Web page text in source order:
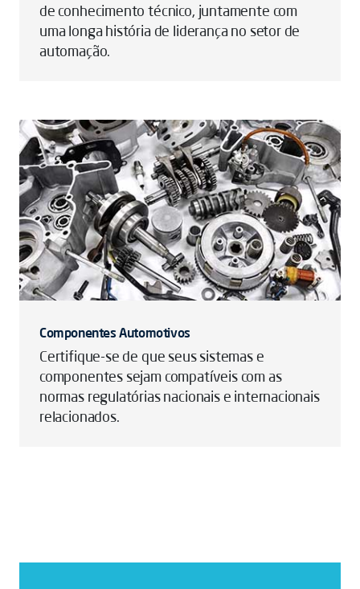
de conhecimento técnico, juntamente com
uma longa história de liderança no setor de
automação.
Componentes Automotivos
Certifique-se de que seus sistemas e
componentes sejam compatíveis com as
normas regulatórias nacionais e internacionais
relacionados.